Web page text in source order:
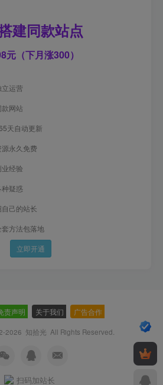
建同款站点
元（下月涨300）
运营
网站
天自动更新
永久免费
经验
疑惑
己的站长
方法包落地
立即开通
责声明 关于我们 广告合作
2026 知拾光 All Rights Reserved.